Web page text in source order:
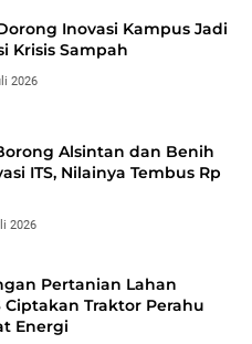
Inovasi Kampus Jadi
Krisis Sampah
2026
Alsintan dan Benih
ITS, Nilainya Tembus Rp
2026
Pertanian Lahan
Ciptakan Traktor Perahu
Energi